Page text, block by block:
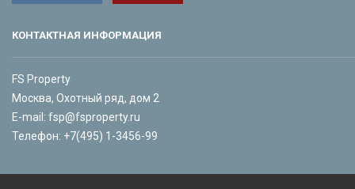
КОНТАКТНАЯ ИНФОРМАЦИЯ
FS Property
Москва, Охотный ряд, дом 2
E-mail: fsp@fsproperty.ru
Телефон: +7(495) 1-3456-99